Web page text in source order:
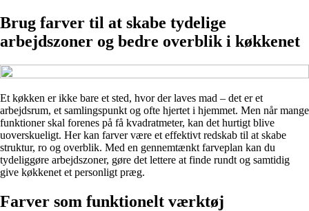
Brug farver til at skabe tydelige
arbejdszoner og bedre overblik i køkkenet
Et køkken er ikke bare et sted, hvor der laves mad – det er et
arbejdsrum, et samlingspunkt og ofte hjertet i hjemmet. Men når mange
funktioner skal forenes på få kvadratmeter, kan det hurtigt blive
uoverskueligt. Her kan farver være et effektivt redskab til at skabe
struktur, ro og overblik. Med en gennemtænkt farveplan kan du
tydeliggøre arbejdszoner, gøre det lettere at finde rundt og samtidig
give køkkenet et personligt præg.
Farver som funktionelt værktøj